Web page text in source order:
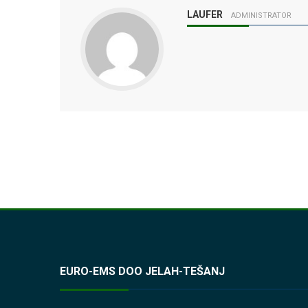
LAUFER ADMINISTRATOR
EURO-EMS DOO JELAH-TEŠANJ